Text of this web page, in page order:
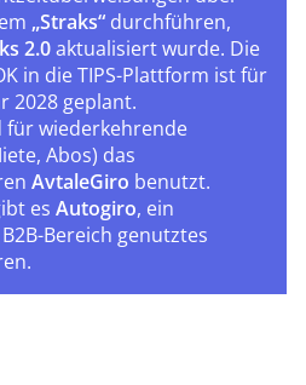
„Straks“ durchführen,
2.0aktualisiert wurde. Die
in die TIPS-Plattform ist für
2028 geplant.
für wiederkehrende
Abos) das
AvtaleGiro benutzt.
es Autogiro, ein
Bereich genutztes